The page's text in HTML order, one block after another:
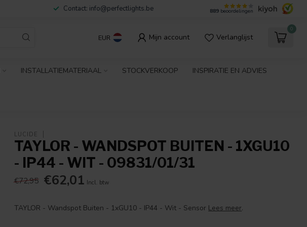
Contact: info@perfectlights.be 889 beoordelingen
EUR Mijn account Verlanglijst
0
INSTALLATIEMATERIAAL STOCKVERKOOP INSPIRATIE EN ADVIES
LUCIDE
TAYLOR - WANDSPOT BUITEN - 1XGU10
- IP44 - WIT - 09831/01/31
€72,95 €62,01 Incl. btw
TAYLOR - Wandspot Buiten - 1xGU10 - IP44 - Wit - Sensor Lees meer.